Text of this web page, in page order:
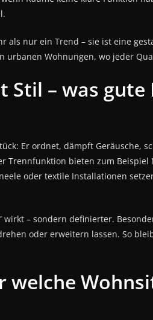
als nur ein Trend – sie ist eine
urbanen Wohnungen, wo jeder
– was gute
Er ordnet, dämpft Geräusche,
Trennfunktion bieten zum
oder textile Installationen
wirkt – sondern definierter.
oder erweitern lassen. So
welche